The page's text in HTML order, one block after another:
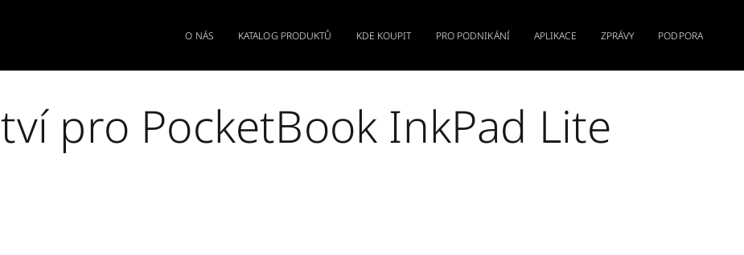
O NÁS KATALOG PRODUKTŮ KDE KOUPIT PRO PODNIKÁNÍ APLIKACE ZPRÁVY PODPORA
pro PocketBook InkPad Lite